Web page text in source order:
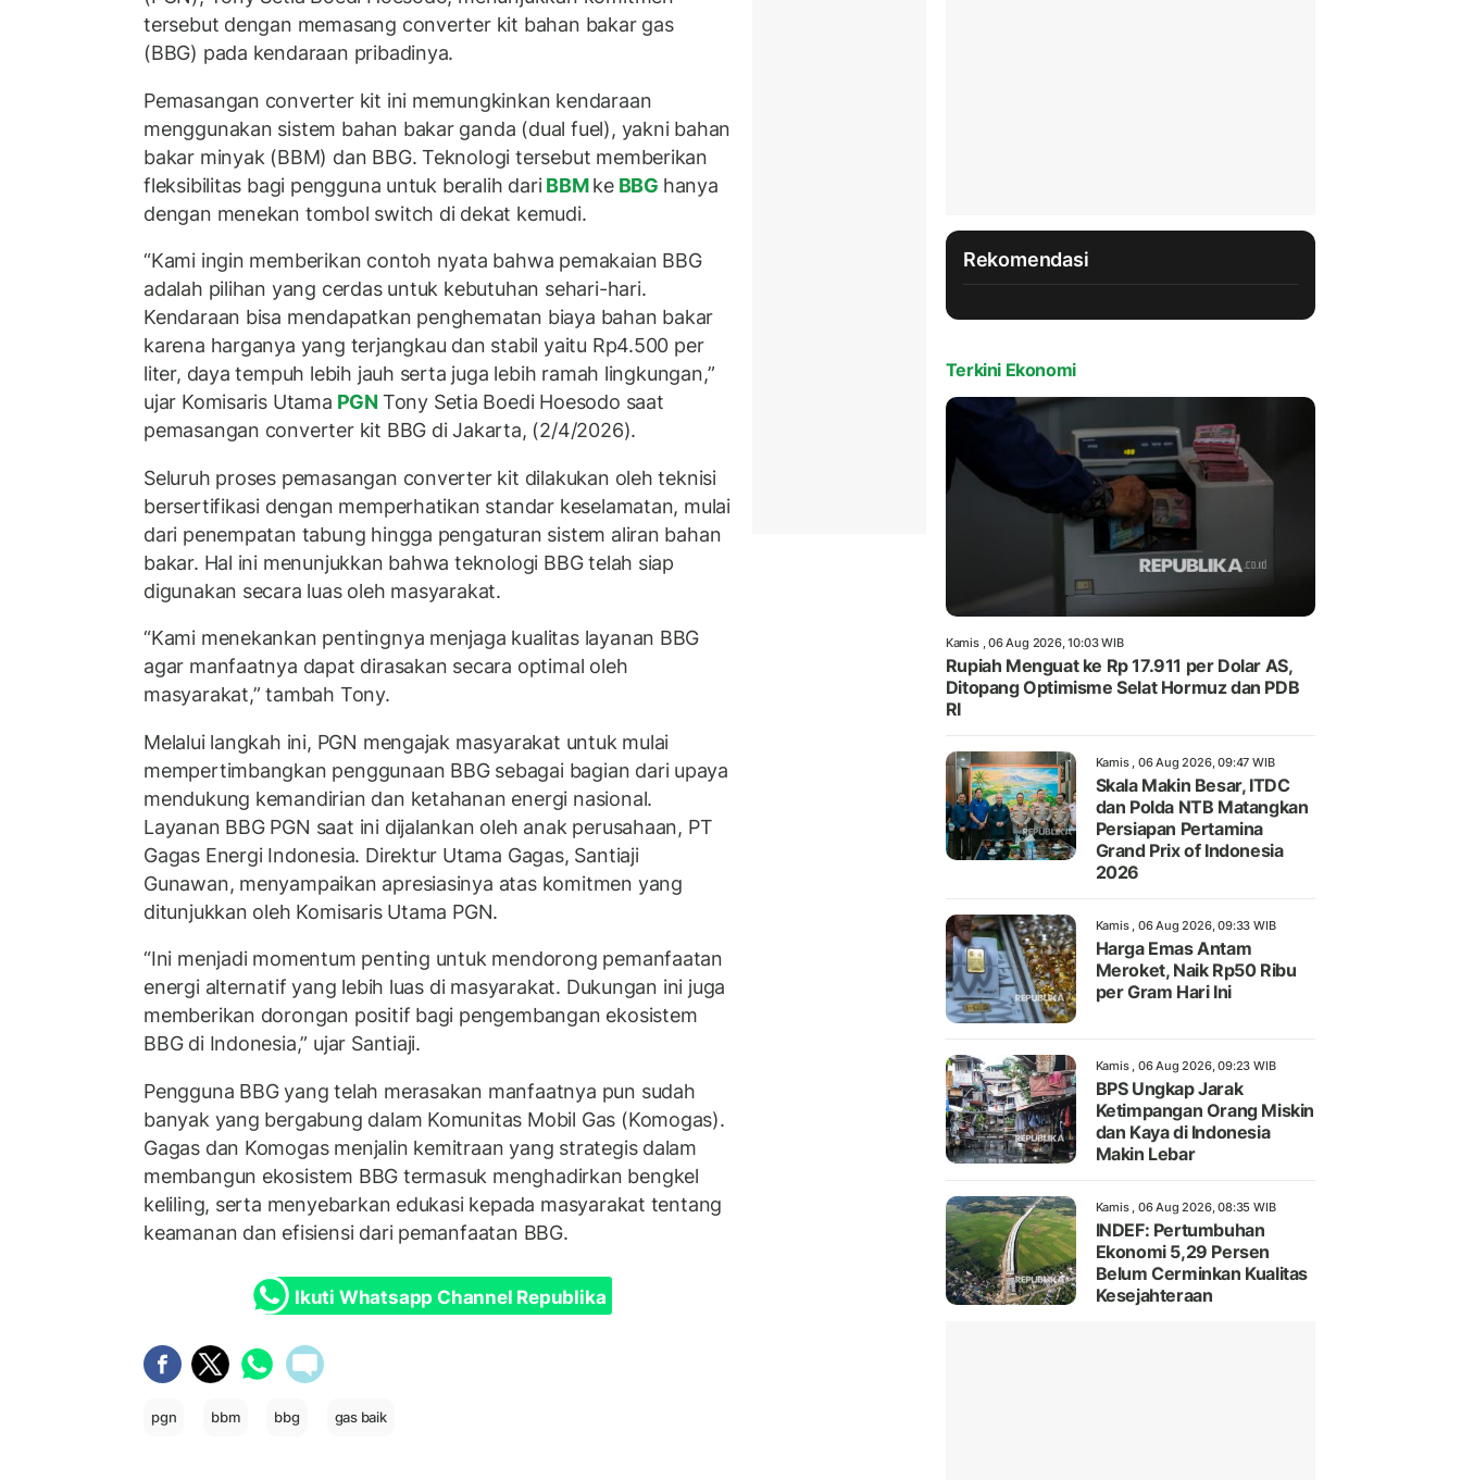
tersebut dengan memasang converter kit bahan bakar gas
(BBG) pada kendaraan pribadinya.
Pemasangan converter kit ini memungkinkan kendaraan
menggunakan sistem bahan bakar ganda (dual fuel), yakni bahan
bakar minyak (BBM) dan BBG. Teknologi tersebut memberikan
fleksibilitas bagi pengguna untuk beralih dariBBMkeBBG hanya
dengan menekan tombol switch di dekat kemudi.
“Kami ingin memberikan contoh nyata bahwa pemakaian BBG
adalah pilihan yang cerdas untuk kebutuhan sehari-hari.
Kendaraan bisa mendapatkan penghematan biaya bahan bakar
karena harganya yang terjangkau dan stabil yaitu Rp4.500 per
liter, daya tempuh lebih jauh serta juga lebih ramah lingkungan,”
ujar Komisaris Utama PGN Tony Setia Boedi Hoesodo saat
pemasangan converter kit BBG di Jakarta, (2/4/2026).
Seluruh proses pemasangan converter kit dilakukan oleh teknisi
bersertifikasi dengan memperhatikan standar keselamatan, mulai
dari penempatan tabung hingga pengaturan sistem aliran bahan
bakar. Hal ini menunjukkan bahwa teknologi BBG telah siap
digunakan secara luas oleh masyarakat.
“Kami menekankan pentingnya menjaga kualitas layanan BBG
agar manfaatnya dapat dirasakan secara optimal oleh
masyarakat,” tambah Tony.
Melalui langkah ini, PGN mengajak masyarakat untuk mulai
mempertimbangkan penggunaan BBG sebagai bagian dari upaya
mendukung kemandirian dan ketahanan energi nasional.
Layanan BBG PGN saat ini dijalankan oleh anak perusahaan, PT
Gagas Energi Indonesia. Direktur Utama Gagas, Santiaji
Gunawan, menyampaikan apresiasinya atas komitmen yang
ditunjukkan oleh Komisaris Utama PGN.
“Ini menjadi momentum penting untuk mendorong pemanfaatan
energi alternatif yang lebih luas di masyarakat. Dukungan ini juga
memberikan dorongan positif bagi pengembangan ekosistem
BBG di Indonesia,” ujar Santiaji.
Pengguna BBG yang telah merasakan manfaatnya pun sudah
banyak yang bergabung dalam Komunitas Mobil Gas (Komogas).
Gagas dan Komogas menjalin kemitraan yang strategis dalam
membangun ekosistem BBG termasuk menghadirkan bengkel
keliling, serta menyebarkan edukasi kepada masyarakat tentang
keamanan dan efisiensi dari pemanfaatan BBG.
Ikuti Whatsapp Channel Republika
pgn bbm bbg gas baik
Rekomendasi
Terkini Ekonomi
Kamis , 06 Aug 2026, 10:03 WIB
Rupiah Menguat ke Rp 17.911 per Dolar AS,
Ditopang Optimisme Selat Hormuz dan PDB
RI
Kamis , 06 Aug 2026, 09:47 WIB
Skala Makin Besar, ITDC
dan Polda NTB Matangkan
Persiapan Pertamina
Grand Prix of Indonesia
2026
Kamis , 06 Aug 2026, 09:33 WIB
Harga Emas Antam
Meroket, Naik Rp50 Ribu
per Gram Hari Ini
Kamis , 06 Aug 2026, 09:23 WIB
BPS Ungkap Jarak
Ketimpangan Orang Miskin
dan Kaya di Indonesia
Makin Lebar
Kamis , 06 Aug 2026, 08:35 WIB
INDEF: Pertumbuhan
Ekonomi 5,29 Persen
Belum Cerminkan Kualitas
Kesejahteraan